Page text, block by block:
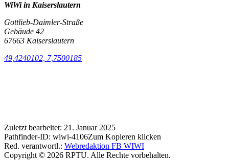
WiWi in Kaiserslautern
Gottlieb-Daimler-Straße
Gebäude 42
67663 Kaiserslautern
49,4240102, 7,7500185
Zuletzt bearbeitet: 21. Januar 2025
Pathfinder-ID: wiwi-4106Zum Kopieren klicken
Red. verantwortl.: Webredaktion FB WIWI
Copyright © 2026 RPTU. Alle Rechte vorbehalten.